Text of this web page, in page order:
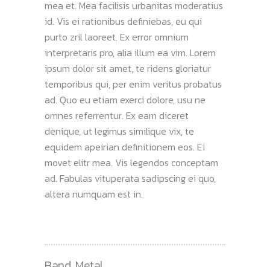
mea et. Mea facilisis urbanitas moderatius
id. Vis ei rationibus definiebas, eu qui
purto zril laoreet. Ex error omnium
interpretaris pro, alia illum ea vim. Lorem
ipsum dolor sit amet, te ridens gloriatur
temporibus qui, per enim veritus probatus
ad. Quo eu etiam exerci dolore, usu ne
omnes referrentur. Ex eam diceret
denique, ut legimus similique vix, te
equidem apeirian definitionem eos. Ei
movet elitr mea. Vis legendos conceptam
ad. Fabulas vituperata sadipscing ei quo,
altera numquam est in.